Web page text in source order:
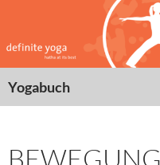
springen
Yogabuch